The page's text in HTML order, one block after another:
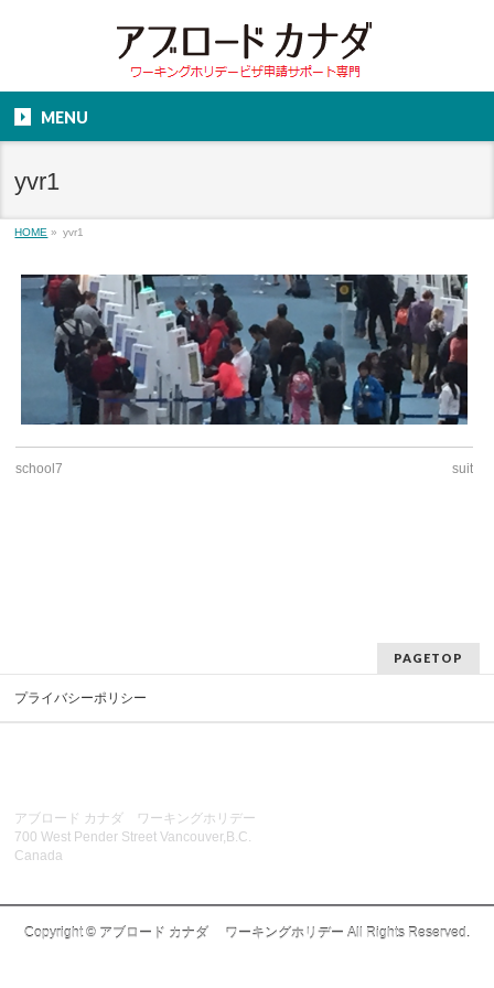
MENU
yvr1
HOME » yvr1
school7 suit
PAGETOP
プライバシーポリシー
アブロード カナダ ワーキングホリデー
700 West Pender Street Vancouver,B.C.
Canada
Copyright © アブロード カナダ ワーキングホリデー All Rights Reserved.